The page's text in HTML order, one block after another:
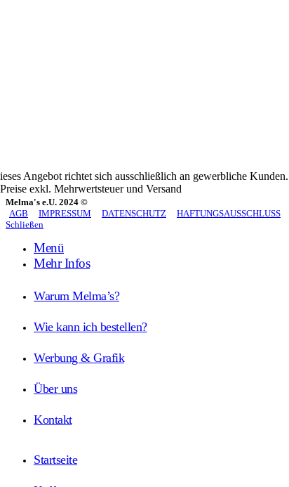
Angebot richtet sich ausschließlich an gewerbliche
exkl. Mehrwertsteuer und Versand
Melma's e.U. 2024 ©
AGB
IMPRESSUM DATENSCHUTZ HAFTUNGSAUSSCHLUSS
Schließen
Menü
Mehr Infos
Warum Melma’s?
Wie kann ich bestellen?
Werbung & Grafik
Über uns
Kontakt
Startseite